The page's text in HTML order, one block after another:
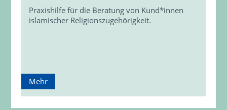
Praxishilfe für die Beratung von Kund*innen
islamischer Religionszugehörigkeit.
Mehr